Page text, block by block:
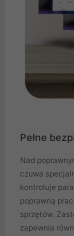
Pełne
Nad
czuwa
kontroluje
poprawną
sprzętów.
zapewnia